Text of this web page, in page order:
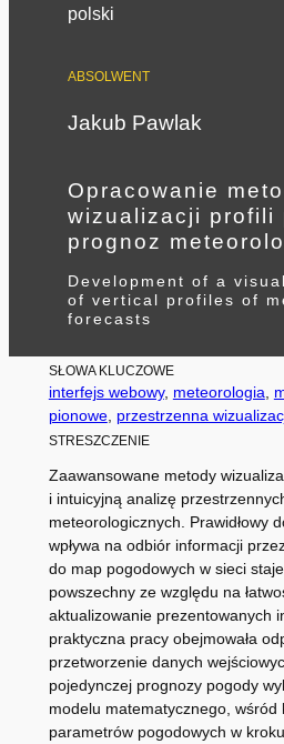
polski
ABSOLWENT
Jakub Pawlak
Opracowanie
wizualizacji profili
prognoz
Development of a
of vertical profiles of
forecasts
SŁOWA KLUCZOWE
interfejs webowy, meteorologia
pionowe, przestrzenna
STRESZCZENIE
Zaawansowane metody
i intuicyjną analizę
meteorologicznych. Prawidłowy
wpływa na odbiór informacji
do map pogodowych w sieci
powszechny ze względu na
aktualizowanie prezentowanych
praktyczna pracy obejmowała
przetworzenie danych
pojedynczej prognozy pogody
modelu matematycznego, wśród
parametrów pogodowych w